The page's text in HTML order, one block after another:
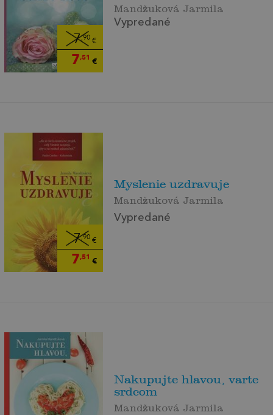
7,90€
7,51 €
Mandžuková Jarmila
Vypredané
7,90€
7,51 €
Myslenie uzdravuje
Mandžuková Jarmila
Vypredané
Nakupujte hlavou, varte
srdcom
Mandžuková Jarmila